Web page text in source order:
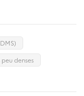
denses